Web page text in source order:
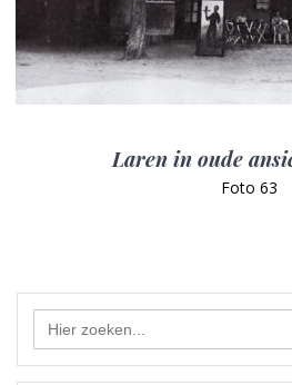
Laren in oude
Foto 63
Zoek